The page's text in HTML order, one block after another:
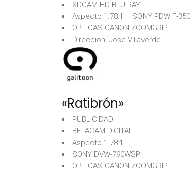
XDCAM HD BLU-RAY
Aspecto 1.78:1 – SONY PDW F-350
OPTICAS CANON ZOOMGRIP
Dirección: Jose Villaverde
«Ratibrón»
PUBLICIDAD
BETACAM DIGITAL
Aspecto 1.78:1
SONY DVW-790WSP
OPTICAS CANON ZOOMGRIP